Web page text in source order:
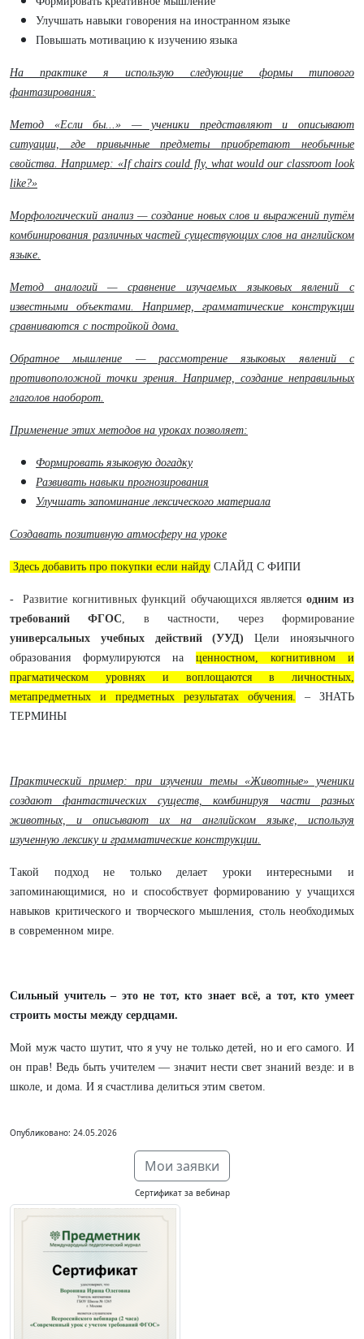
Улучшать навыки говорения на иностранном языке
Повышать мотивацию к изучению языка
На практике я использую следующие формы типового
фантазирования:
Метод «Если бы...» — ученики представляют и описывают
ситуации, где привычные предметы приобретают необычные
свойства. Например: «If chairs could fly, what would our classroom look
like?»
Морфологический анализ — создание новых слов и выражений путём
комбинирования различных частей существующих слов на английском
языке.
Метод аналогий — сравнение изучаемых языковых явлений с
известными объектами. Например, грамматические конструкции
сравниваются с постройкой дома.
Обратное мышление — рассмотрение языковых явлений с
противоположной точки зрения. Например, создание неправильных
глаголов наоборот.
Применение этих методов на уроках позволяет:
Формировать языковую догадку
Развивать навыки прогнозирования
Улучшать запоминание лексического материала
Создавать позитивную атмосферу на уроке
Здесь добавить про покупки если найду СЛАЙД С ФИПИ
- Развитие когнитивных функций обучающихся является одним из
требований ФГОС, в частности, через формирование
универсальных учебных действий (УУД) Цели иноязычного
образования формулируются на ценностном, когнитивном и
прагматическом уровнях и воплощаются в личностных,
метапредметных и предметных результатах обучения. – ЗНАТЬ
ТЕРМИНЫ
Практический пример: при изучении темы «Животные» ученики
создают фантастических существ, комбинируя части разных
животных, и описывают их на английском языке, используя
изученную лексику и грамматические конструкции.
Такой подход не только делает уроки интересными и
запоминающимися, но и способствует формированию у учащихся
навыков критического и творческого мышления, столь необходимых
в современном мире.
Сильный учитель – это не тот, кто знает всё, а тот, кто умеет
строить мосты между сердцами.
Мой муж часто шутит, что я учу не только детей, но и его самого. И
он прав! Ведь быть учителем — значит нести свет знаний везде: и в
школе, и дома. И я счастлива делиться этим светом.
Опубликовано: 24.05.2026
Мои заявки
Сертификат за вебинар